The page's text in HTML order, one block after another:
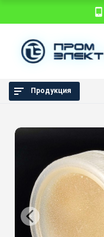
Продукция